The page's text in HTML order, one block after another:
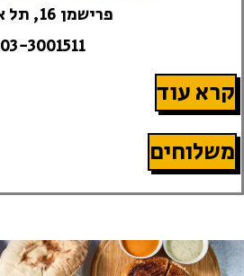
פרישמן 16, תל אביב
03-3001511
קרא עוד
משלוחים